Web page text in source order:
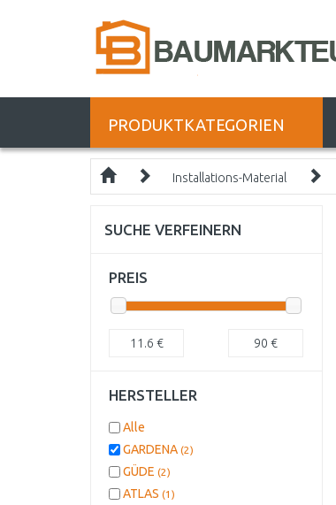
PRODUKTKATEGORIEN
Installations-Material
SUCHE VERFEINERN
PREIS
11.6 € 90 €
HERSTELLER
Alle
GARDENA (2)
GÜDE (2)
ATLAS (1)